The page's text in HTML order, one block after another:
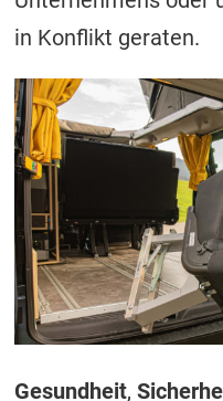
in Konflikt geraten.
Gesundheit,